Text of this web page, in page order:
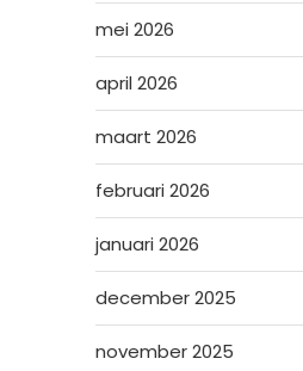
mei 2026
april 2026
maart 2026
februari 2026
januari 2026
december 2025
november 2025